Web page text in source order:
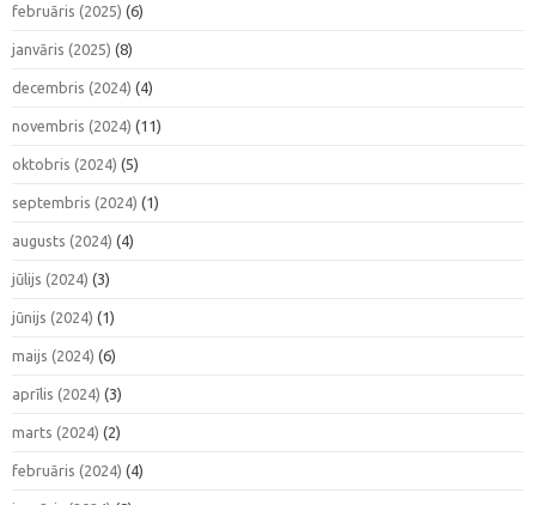
februāris (2025) (6)
janvāris (2025) (8)
decembris (2024) (4)
novembris (2024) (11)
oktobris (2024) (5)
septembris (2024) (1)
augusts (2024) (4)
jūlijs (2024) (3)
jūnijs (2024) (1)
maijs (2024) (6)
aprīlis (2024) (3)
marts (2024) (2)
februāris (2024) (4)